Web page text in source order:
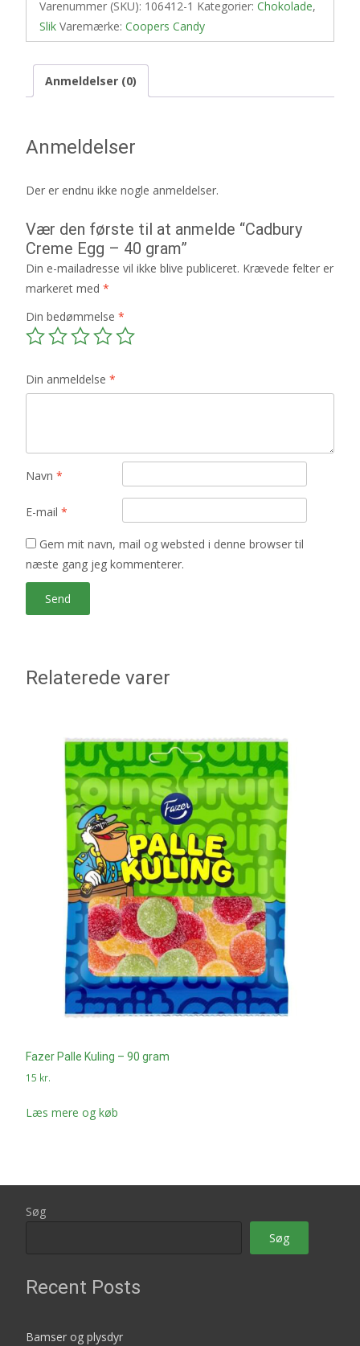
Varenummer (SKU): 106412-1 Kategorier: Chokolade,
Slik Varemærke: Coopers Candy
Anmeldelser (0)
Anmeldelser
Der er endnu ikke nogle anmeldelser.
Vær den første til at anmelde “Cadbury
Creme Egg – 40 gram”
Din e-mailadresse vil ikke blive publiceret. Krævede felter er
markeret med *
Din bedømmelse *
Din anmeldelse *
Navn *
E-mail *
Gem mit navn, mail og websted i denne browser til
næste gang jeg kommenterer.
Relaterede varer
Fazer Palle Kuling – 90 gram
15 kr.
Læs mere og køb
Søg
Søg
Recent Posts
Bamser og plysdyr